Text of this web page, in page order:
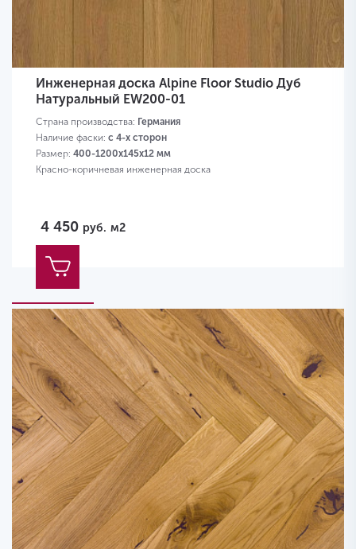
Инженерная доска Alpine Floor Studio Дуб
Натуральный EW200-01
Страна производства: Германия
Наличие фаски: с 4-х сторон
Размер: 400-1200х145х12 мм
Красно-коричневая инженерная доска
4 450 руб. м2